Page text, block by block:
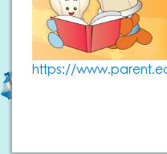
https://